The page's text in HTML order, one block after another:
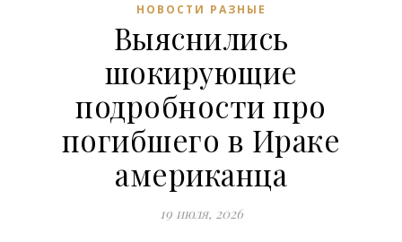
НОВОСТИ РАЗНЫЕ
Выяснились
шокирующие
подробности про
погибшего в Ираке
американца
19 июля, 2026